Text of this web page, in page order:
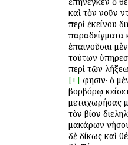
καὶ τὸν νοῦν
περὶ ἐκείνου
παραδείγματα
ἐπαινοῦσαι
τούτων
περὶ τῶν
[+] φησιν· ὁ
βορβόρῳ
μεταχωρήσας
τὸν βίον
μακάρων
δὲ ἀδίκως καὶ